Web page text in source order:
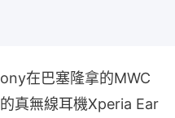
在巴塞隆拿的MWC
真無線耳機Xperia Ear